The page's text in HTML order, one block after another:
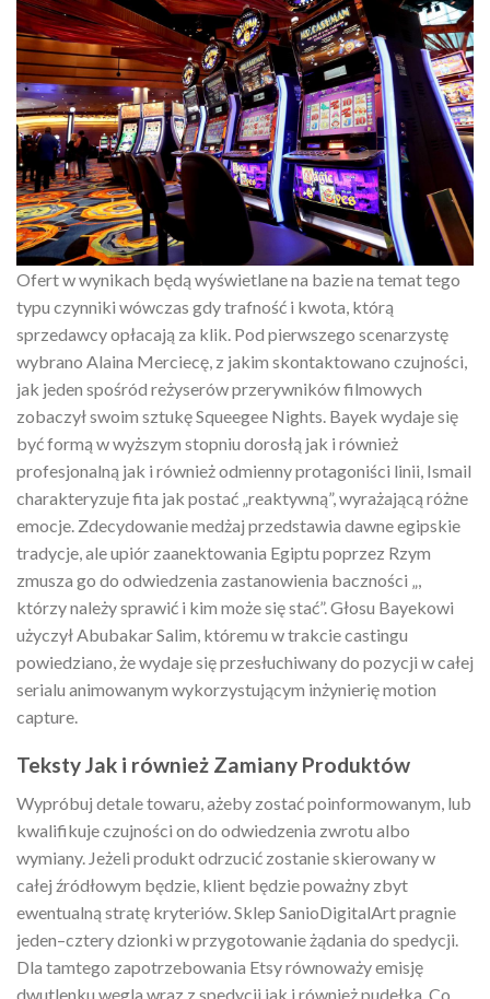
Ofert w wynikach będą wyświetlane na bazie na temat tego
typu czynniki wówczas gdy trafność i kwota, którą
sprzedawcy opłacają za klik. Pod pierwszego scenarzystę
wybrano Alaina Merciecę, z jakim skontaktowano czujności,
jak jeden spośród reżyserów przerywników filmowych
zobaczył swoim sztukę Squeegee Nights. Bayek wydaje się
być formą w wyższym stopniu dorosłą jak i również
profesjonalną jak i również odmienny protagoniści linii, Ismail
charakteryzuje fita jak postać „reaktywną”, wyrażającą różne
emocje. Zdecydowanie medżaj przedstawia dawne egipskie
tradycje, ale upiór zaanektowania Egiptu poprzez Rzym
zmusza go do odwiedzenia zastanowienia baczności „,
którzy należy sprawić i kim może się stać”. Głosu Bayekowi
użyczył Abubakar Salim, któremu w trakcie castingu
powiedziano, że wydaje się przesłuchiwany do pozycji w całej
serialu animowanym wykorzystującym inżynierię motion
capture.
Teksty Jak i również Zamiany Produktów
Wypróbuj detale towaru, ażeby zostać poinformowanym, lub
kwalifikuje czujności on do odwiedzenia zwrotu albo
wymiany. Jeżeli produkt odrzucić zostanie skierowany w
całej źródłowym będzie, klient będzie poważny zbyt
ewentualną stratę kryteriów. Sklep SanioDigitalArt pragnie
jeden–cztery dzionki w przygotowanie żądania do spedycji.
Dla tamtego zapotrzebowania Etsy równoważy emisję
dwutlenku węgla wraz z spedycji jak i również pudełka. Co